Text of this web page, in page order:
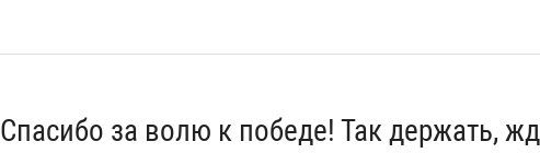
Спасибо за волю к победе! Так держать,